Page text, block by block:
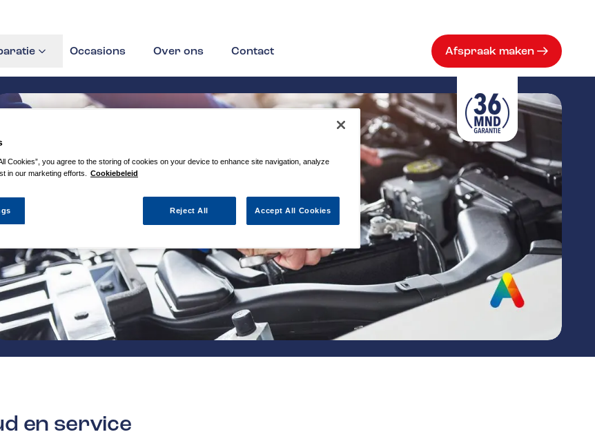
Occasions Over ons Contact Afspraak maken
en service
Cookies”, you agree to the storing of cookies on your device to enhance site navigation, analyze
in our marketing efforts.
Cookiebeleid
Reject All Accept All Cookies